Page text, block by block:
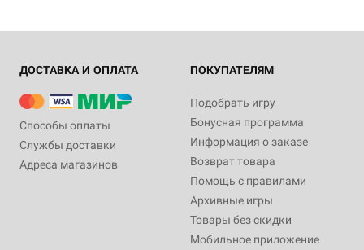
ДОСТАВКА И ОПЛАТА
Способы оплаты
Службы доставки
Адреса магазинов
ПОКУПАТЕЛЯМ
Подобрать игру
Бонусная программа
Информация о заказе
Возврат товара
Помощь с правилами
Архивные игры
Товары без скидки
Мобильное приложение